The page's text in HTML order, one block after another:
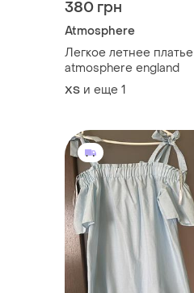
380 грн
Atmosphere
Легкое летнее платье
atmosphere england
ХS и еще 1